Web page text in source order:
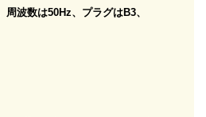
波数は50Hz、プラグはB3、